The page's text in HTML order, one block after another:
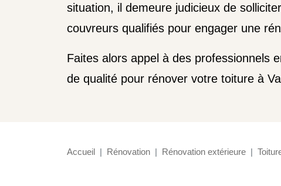
situation, il demeure judicieux de
couvreurs qualifiés pour engager une
Faites alors appel à des professionnels
de qualité pour rénover votre toiture à
Accueil Rénovation Rénovation extérieure